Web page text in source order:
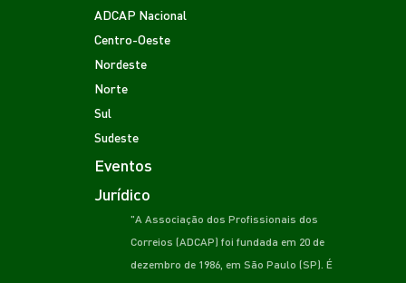
ADCAP Nacional
Centro-Oeste
Nordeste
Norte
Sul
Sudeste
Eventos
Jurídico
"A Associação dos Profissionais dos
Correios (ADCAP) foi fundada em 20 de
dezembro de 1986, em São Paulo (SP). É